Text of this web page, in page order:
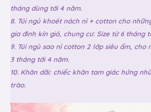
tháng dùng tới 4 năm.
8. Túi ngủ khoét nách nỉ + cotton cho
gia đình kín gió, chung cư. Size từ 6 tháng
9. Túi ngủ sao nỉ cotton 2 lớp siêu ấm, cho
3 tháng tới 4 năm.
10. Khăn dãi: chiếc khăn tam giác hứng
trào.